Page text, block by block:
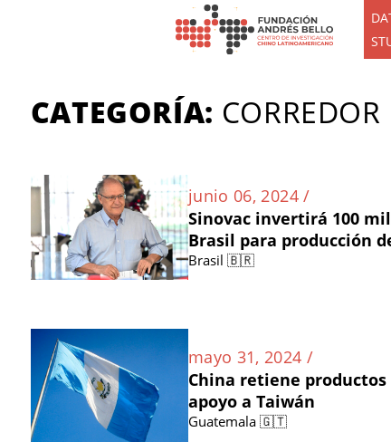
CATEGORÍA:
junio 06, 2024 /
Sinovac invertirá 100
Brasil para producción
Brasil 🇧🇷
mayo 31, 2024 /
China retiene
apoyo a Taiwán
Guatemala 🇬🇹